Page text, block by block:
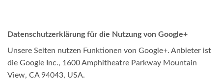
Datenschutzerklärung für die Nutzung von Google+
Unsere Seiten nutzen Funktionen von Google+. Anbieter ist
die Google Inc., 1600 Amphitheatre Parkway Mountain
View, CA 94043, USA.